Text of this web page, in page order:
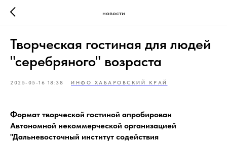
новости
Творческая гостиная для людей
"серебряного" возраста
2025-05-16 18:38 ИНФО ХАБАРОВСКИЙ КРАЙ
Формат творческой гостиной апробирован
Автономной некоммерческой организацией
"Дальневосточный институт содействия